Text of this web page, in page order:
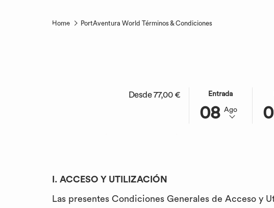
Español
Desde77,00 € Entrada
ESTE
BOTÓN
ABRE
DE
FECHA
DE
08 Ago
DE
DE
Home PortAventura World Términos & Condiciones
utilización
I. ACCESO Y UTILIZACIÓN
Las presentes Condiciones Generales de Acceso y